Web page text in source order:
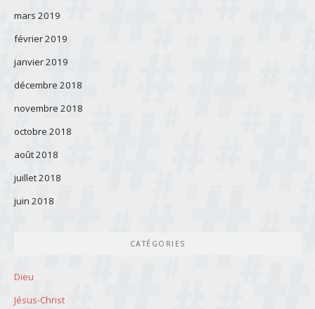
mars 2019
février 2019
janvier 2019
décembre 2018
novembre 2018
octobre 2018
août 2018
juillet 2018
juin 2018
CATÉGORIES
Dieu
Jésus-Christ